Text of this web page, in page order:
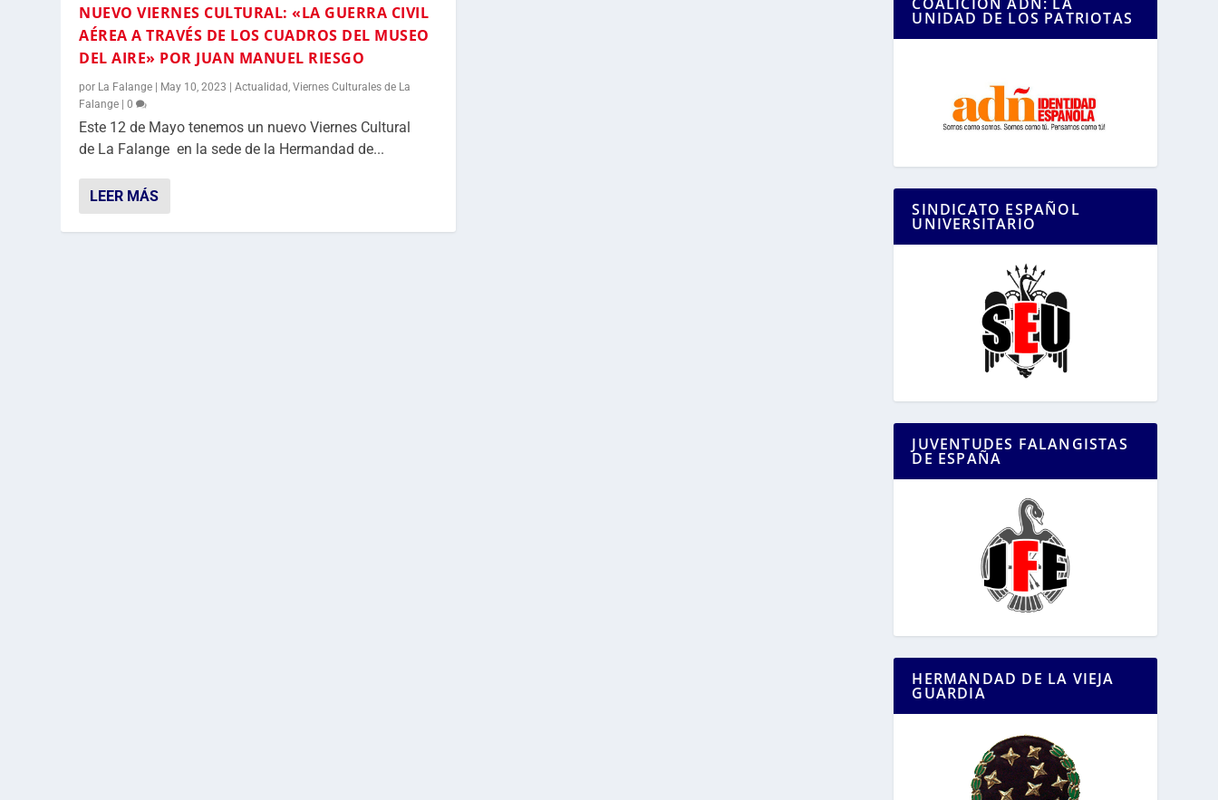
NUEVO VIERNES CULTURAL: «LA GUERRA CIVIL
AÉREA A TRAVÉS DE LOS CUADROS DEL MUSEO
DEL AIRE» POR JUAN MANUEL RIESGO
por La Falange May 10, 2023 |Actualidad,Viernes Culturales de La
Falange |0
Este 12 de Mayo tenemos un nuevo Viernes Cultural
de La Falange en la sede de la Hermandad de...
LEER MÁS
UNIDAD DE LOS PATRIOTAS
SINDICATO ESPAÑOL
UNIVERSITARIO
JUVENTUDES FALANGISTAS
DE ESPAÑA
HERMANDAD DE LA VIEJA
GUARDIA